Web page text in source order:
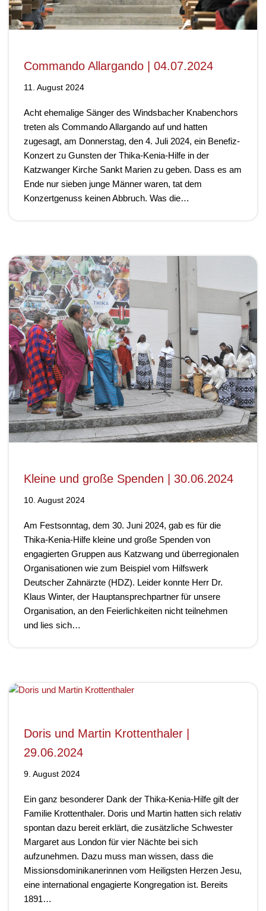
Commando Allargando | 04.07.2024
11. August 2024
Acht ehemalige Sänger des Windsbacher Knabenchors
treten als Commando Allargando auf und hatten
zugesagt, am Donnerstag, den 4. Juli 2024, ein Benefiz-
Konzert zu Gunsten der Thika-Kenia-Hilfe in der
Katzwanger Kirche Sankt Marien zu geben. Dass es am
Ende nur sieben junge Männer waren, tat dem
Konzertgenuss keinen Abbruch. Was die…
Kleine und große Spenden | 30.06.2024
10. August 2024
Am Festsonntag, dem 30. Juni 2024, gab es für die
Thika-Kenia-Hilfe kleine und große Spenden von
engagierten Gruppen aus Katzwang und überregionalen
Organisationen wie zum Beispiel vom Hilfswerk
Deutscher Zahnärzte (HDZ). Leider konnte Herr Dr.
Klaus Winter, der Hauptansprechpartner für unsere
Organisation, an den Feierlichkeiten nicht teilnehmen
und lies sich…
Doris und Martin Krottenthaler |
29.06.2024
9. August 2024
Ein ganz besonderer Dank der Thika-Kenia-Hilfe gilt der
Familie Krottenthaler. Doris und Martin hatten sich relativ
spontan dazu bereit erklärt, die zusätzliche Schwester
Margaret aus London für vier Nächte bei sich
aufzunehmen. Dazu muss man wissen, dass die
Missionsdominikanerinnen vom Heiligsten Herzen Jesu,
eine international engagierte Kongregation ist. Bereits
1891…